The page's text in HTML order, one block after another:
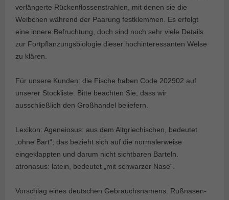
verlängerte Rückenflossenstrahlen, mit denen sie die
Weibchen während der Paarung festklemmen. Es erfolgt
eine innere Befruchtung, doch sind noch sehr viele Details
zur Fortpflanzungsbiologie dieser hochinteressanten Welse
zu klären.
Für unsere Kunden: die Fische haben Code 202902 auf
unserer Stockliste. Bitte beachten Sie, dass wir
ausschließlich den Großhandel beliefern.
Lexikon: Ageneiosus: aus dem Altgriechischen, bedeutet
„ohne Bart“; das bezieht sich auf die normalerweise
eingeklappten und darum nicht sichtbaren Barteln.
atronasus: latein, bedeutet „mit schwarzer Nase“.
Vorschlag eines deutschen Gebrauchsnamens: Rußnasen-